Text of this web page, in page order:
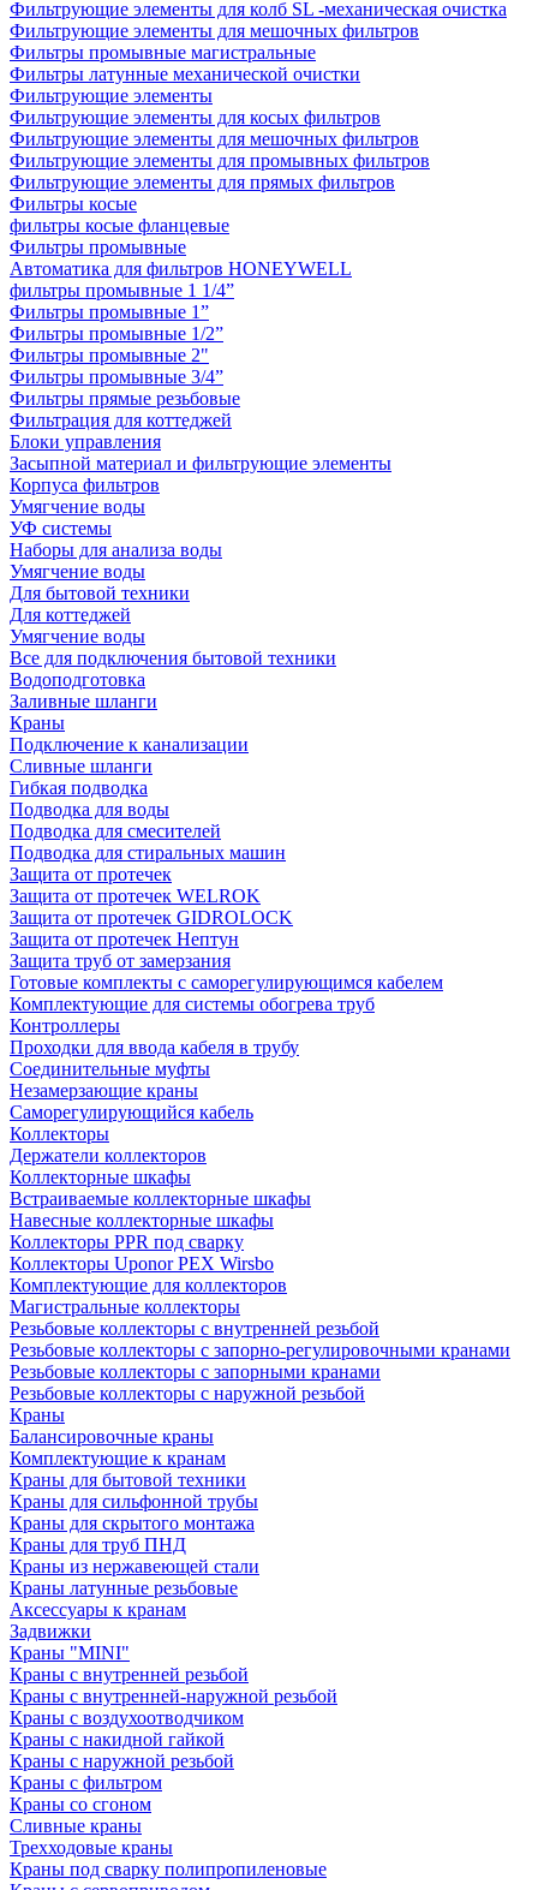
Фильтрующие элементы для колб SL -механическая очистка
Фильтрующие элементы для мешочных фильтров
Фильтры промывные магистральные
Фильтры латунные механической очистки
Фильтрующие элементы
Фильтрующие элементы для косых фильтров
Фильтрующие элементы для мешочных фильтров
Фильтрующие элементы для промывных фильтров
Фильтрующие элементы для прямых фильтров
Фильтры косые
фильтры косые фланцевые
Фильтры промывные
Автоматика для фильтров HONEYWELL
фильтры промывные 1 1/4”
Фильтры промывные 1”
Фильтры промывные 1/2”
Фильтры промывные 2"
Фильтры промывные 3/4”
Фильтры прямые резьбовые
Фильтрация для коттеджей
Блоки управления
Засыпной материал и фильтрующие элементы
Корпуса фильтров
Умягчение воды
УФ системы
Наборы для анализа воды
Умягчение воды
Для бытовой техники
Для коттеджей
Умягчение воды
Все для подключения бытовой техники
Водоподготовка
Заливные шланги
Краны
Подключение к канализации
Сливные шланги
Гибкая подводка
Подводка для воды
Подводка для смесителей
Подводка для стиральных машин
Защита от протечек
Защита от протечек WELROK
Защита от протечек GIDROLOCK
Защита от протечек Нептун
Защита труб от замерзания
Готовые комплекты с саморегулирующимся кабелем
Комплектующие для системы обогрева труб
Контроллеры
Проходки для ввода кабеля в трубу
Соединительные муфты
Незамерзающие краны
Саморегулирующийся кабель
Коллекторы
Держатели коллекторов
Коллекторные шкафы
Встраиваемые коллекторные шкафы
Навесные коллекторные шкафы
Коллекторы PPR под сварку
Коллекторы Uponor PEX Wirsbo
Комплектующие для коллекторов
Магистральные коллекторы
Резьбовые коллекторы с внутренней резьбой
Резьбовые коллекторы с запорно-регулировочными кранами
Резьбовые коллекторы с запорными кранами
Резьбовые коллекторы с наружной резьбой
Краны
Балансировочные краны
Комплектующие к кранам
Краны для бытовой техники
Краны для сильфонной трубы
Краны для скрытого монтажа
Краны для труб ПНД
Краны из нержавеющей стали
Краны латунные резьбовые
Аксессуары к кранам
Задвижки
Краны "MINI"
Краны с внутренней резьбой
Краны с внутренней-наружной резьбой
Краны с воздухоотводчиком
Краны с накидной гайкой
Краны с наружной резьбой
Краны с фильтром
Краны со сгоном
Сливные краны
Трехходовые краны
Краны под сварку полипропиленовые